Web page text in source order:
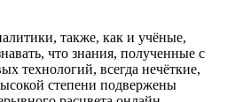
также, как и учёные,
что знания, полученные с
технологий, всегда нечёткие,
степени подвержены